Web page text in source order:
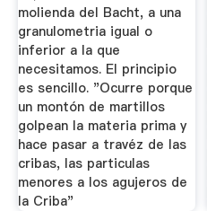
molienda del Bacht, a una
granulometria igual o
inferior a la que
necesitamos. El principio
es sencillo. "Ocurre porque
un montón de martillos
golpean la materia prima y
hace pasar a travéz de las
cribas, las particulas
menores a los agujeros de
la Criba"